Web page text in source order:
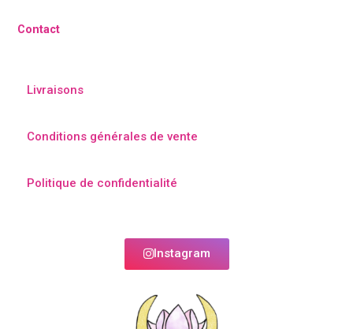
Contact
Livraisons
Conditions générales de vente
Politique de confidentialité
Instagram